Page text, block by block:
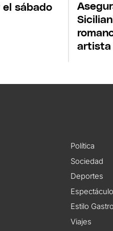
sábado
artista
Política
Sociedad
Deportes
Estilo
Viajes